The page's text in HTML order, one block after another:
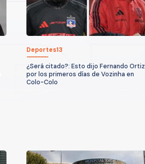
Deportes13
¿Será citado?: Esto dijo Fernando Ortiz
por los primeros días de Vozinha en
Colo-Colo